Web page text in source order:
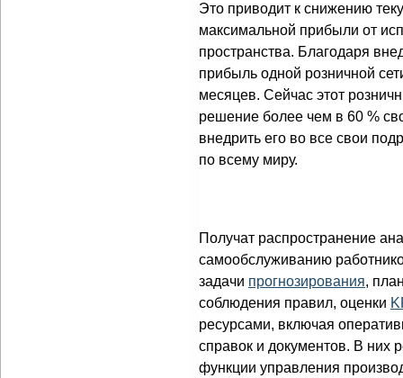
Это приводит к снижению
максимальной прибыли от
пространства. Благодаря
прибыль одной розничной
месяцев. Сейчас этот
решение более чем в 60 %
внедрить его во все свои
по всему миру.
Получат распространение
самообслуживанию
задачи прогнозирования,
соблюдения правил, оценки
ресурсами, включая
справок и документов. В них
функции управления